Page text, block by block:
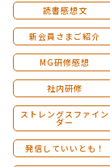
読書感想文
新会員さまご紹介
MG研修感想
社内研修
ストレングスファイン
ダー
発信していいとも！